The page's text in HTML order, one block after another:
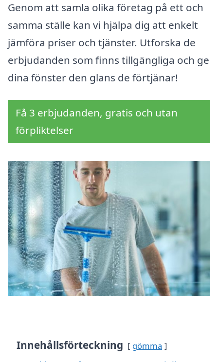
Genom att samla olika företag på ett och
samma ställe kan vi hjälpa dig att enkelt
jämföra priser och tjänster. Utforska de
erbjudanden som finns tillgängliga och ge
dina fönster den glans de förtjänar!
Få 3 erbjudanden, gratis och utan
förpliktelser
Innehållsförteckning gömma